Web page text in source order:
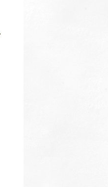
,